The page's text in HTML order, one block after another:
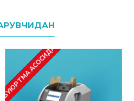
БУЮРТМА АСОСИДА